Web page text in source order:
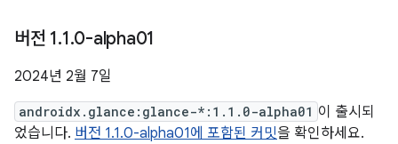
버전 1.1.0-alpha01
2024년 2월 7일
androidx.glance:glance-*:1.1.0-alpha01 이 출시되
었습니다. 버전 1.1.0-alpha01에 포함된 커밋을 확인하세요.